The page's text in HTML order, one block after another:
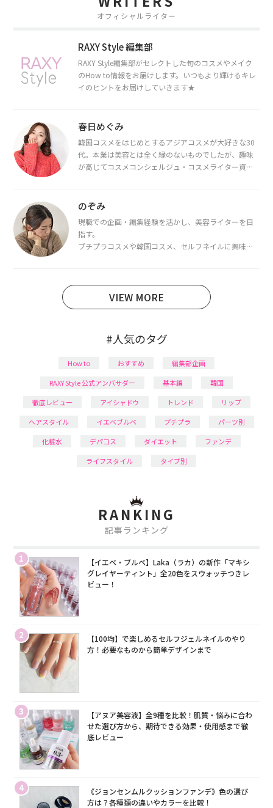
オフィシャルライター
RAXY Style 編集部
RAXY Style編集部がセレクトした旬のコスメやメイク
のHow to情報をお届けします。いつもより輝けるキレ
イのヒントをお届けしていきます★
春日めぐみ
韓国コスメをはじめとするアジアコスメが大好きな30
代。本業は美容とは全く縁のないものでしたが、趣味
が高じてコスメコンシェルジュ・コスメライター資格
断・骨格診断によるイメージコンサルティングも行っ
のぞみ
現職での企画・編集経験を活かし、美容ライターを目
指す。
プチプラコスメや韓国コスメ、セルフネイルに興味が
日本化粧品検定1級保有。
VIEW MORE
#人気のタグ
How to おすすめ
編集部企画
RAXY Style 公式アンバサダー
基本編
韓国
徹底レビュー
アイシャドウ トレンド
リップ
ヘアスタイル
イエベブルベ プチプラ
パーツ別
化粧水
デパコス ダイエット
ファンデ
ライフスタイル
タイプ別
RANKING
記事ランキング
1
【イエベ・ブルベ】Laka（ラカ）の新作「マキシ
グレイヤーティント」全20色をスウォッチつきレ
ビュー！
2
【100均】で楽しめるセルフジェルネイルのやり
方！必要なものから簡単デザインまで
3
【アヌア美容液】全9種を比較！肌質・悩みに合わ
せた選び方から、期待できる効果・使用感まで徹
底レビュー
4
《ジョンセンムルクッションファンデ》色の選び
方は？各種類の違いやカラーを比較！